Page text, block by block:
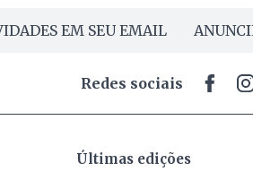
EM SEU EMAIL
Redes sociais
Últimas edições